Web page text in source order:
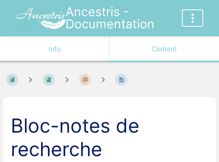
Ancestris -
Documentation
Info Content
Bloc-notes de
recherche